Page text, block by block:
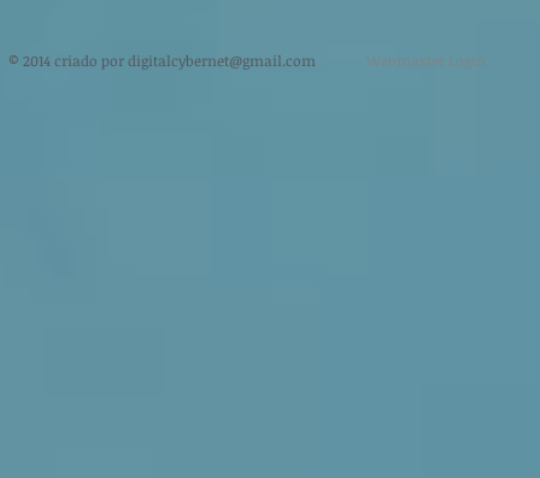
​ © 2014 criado pordigitalcybernet@gmail.com Webmaster Login